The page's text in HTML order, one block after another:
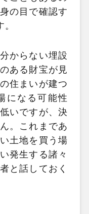
の目で確認す
からない埋設
ある財宝が見
住まいが建つ
になる可能性
いですが、決
。これまであ
土地を買う場
発生する諸々
と話しておく